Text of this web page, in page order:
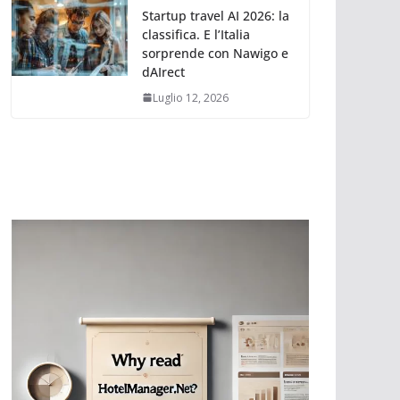
Startup travel AI 2026: la
classifica. E l’Italia
sorprende con Nawigo e
dAIrect
Luglio 12, 2026